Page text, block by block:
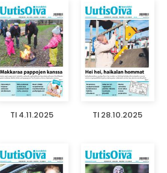
TI 4.11.2025 TI 28.10.2025